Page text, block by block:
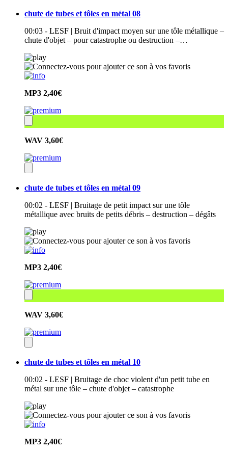
chute de tubes et tôles en métal 08
00:03 - LESF | Bruit d'impact moyen sur une tôle métallique –
chute d'objet – pour catastrophe ou destruction –…
MP3 2,40€
WAV 3,60€
chute de tubes et tôles en métal 09
00:02 - LESF | Bruitage de petit impact sur une tôle
métallique avec bruits de petits débris – destruction – dégâts
MP3 2,40€
WAV 3,60€
chute de tubes et tôles en métal 10
00:02 - LESF | Bruitage de choc violent d'un petit tube en
métal sur une tôle – chute d'objet – catastrophe
MP3 2,40€